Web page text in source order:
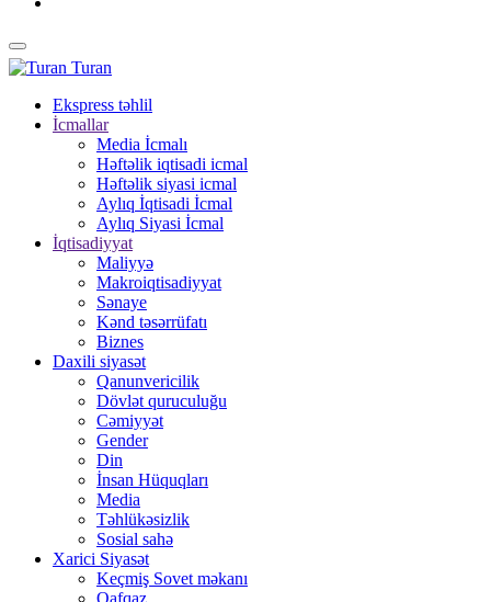
Turan
Ekspress təhlil
İcmallar
Media İcmalı
Həftəlik iqtisadi icmal
Həftəlik siyasi icmal
Aylıq İqtisadi İcmal
Aylıq Siyasi İcmal
İqtisadiyyat
Maliyyə
Makroiqtisadiyyat
Sənaye
Kənd təsərrüfatı
Biznes
Daxili siyasət
Qanunvericilik
Dövlət quruculuğu
Cəmiyyət
Gender
Din
İnsan Hüquqları
Media
Təhlükəsizlik
Sosial sahə
Xarici Siyasət
Keçmiş Sovet məkanı
Qafqaz